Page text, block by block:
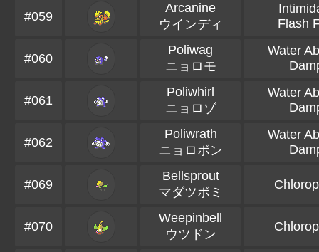
#059
Arcanine
ウインディ
Flash
#060
Poliwag
ニョロモ
Water
#061
Poliwhirl
ニョロゾ
Water
#062
Poliwrath
ニョロボン
Water
#069
Bellsprout
マダツボミ
#070
Weepinbell
ウツドン